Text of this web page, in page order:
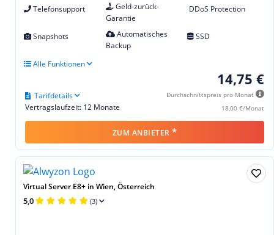
Telefonsupport
Geld-zurück-
Garantie
DDoS Protection
Snapshots
Automatisches
Backup
SSD
Alle Funktionen
14,75 €
Durchschnittspreis pro Monat
18,00 €/Monat
Vertragslaufzeit: 12 Monate
Tarifdetails
ZUM ANBIETER *
Virtual Server E8+ in Wien, Österreich
5,0 (3)